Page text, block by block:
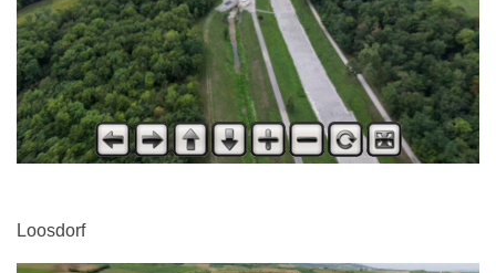
Loosdorf